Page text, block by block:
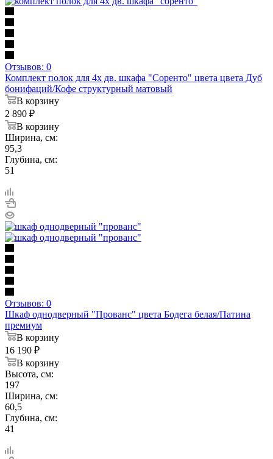
Отзывов: 0
Комплект полок для 4х дв. шкафа "Соренто" цвета цвета Дуб
бонифаций/Кофе структурный матовый
В корзину
2 890 ₽
В корзину
Ширина, см:
95,3
Глубина, см:
51
Отзывов: 0
Шкаф однодверный "Прованс" цвета Бодега белая/Патина
премиум
В корзину
16 190 ₽
В корзину
Высота, см:
197
Ширина, см:
60,5
Глубина, см:
41